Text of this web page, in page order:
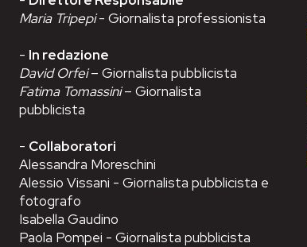
Maria Tripepi- Giornalista professionista
- In redazione
David Orfei– Giornalista pubblicista
Fatima Tomassini– Giornalista
pubblicista
- Collaboratori
Alessandra Moreschini
Alessio Vissani - Giornalista pubblicista e
fotografo
Isabella Gaudino
Paola Pompei - Giornalista pubblicista